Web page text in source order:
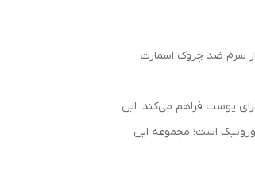
از سرم ضد چروک اسمارت
پوست فراهم می‌کند. این
است؛ مجموعه این